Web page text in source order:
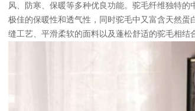
风、防寒、保暖等多种优良功能。驼毛纤维独特
极佳的保暖性和透气性，同时驼毛中又富含天然
缝工艺、平滑柔软的面料以及蓬松舒适的驼毛相结